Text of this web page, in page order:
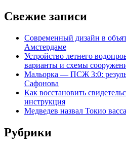
Свежие записи
Современный дизайн в
Амстердаме
Устройство летнего
варианты и схемы
Мальорка — ПСЖ 3:0:
Сафонова
Как восстановить
инструкция
Медведев назвал Токио
Рубрики